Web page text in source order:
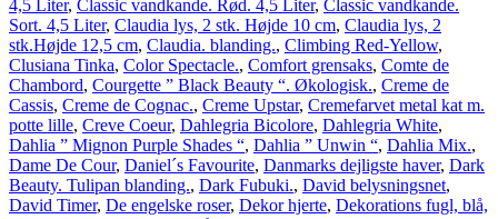
4,5 Liter, Classic vandkande. Rød. 4,5 Liter, Classic vandkande.
Sort. 4,5 Liter, Claudia lys, 2 stk. Højde 10 cm, Claudia lys, 2
stk.Højde 12,5 cm, Claudia. blanding., Climbing Red-Yellow,
Clusiana Tinka, Color Spectacle., Comfort grensaks, Comte de
Chambord, Courgette ” Black Beauty “. Økologisk., Creme de
Cassis, Creme de Cognac., Creme Upstar, Cremefarvet metal kat m.
potte lille, Creve Coeur, Dahlegria Bicolore, Dahlegria White,
Dahlia ” Mignon Purple Shades “, Dahlia ” Unwin “, Dahlia Mix.,
Dame De Cour, Daniel´s Favourite, Danmarks dejligste haver, Dark
Beauty. Tulipan blanding., Dark Fubuki., David belysningsnet,
David Timer, De engelske roser, Dekor hjerte, Dekorations fugl, blå,